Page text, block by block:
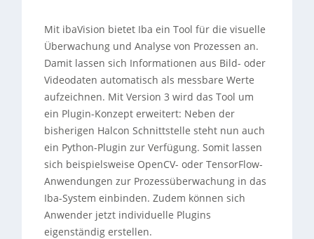
Mit ibaVision bietet Iba ein Tool für die visuelle
Überwachung und Analyse von Prozessen an.
Damit lassen sich Informationen aus Bild- oder
Videodaten automatisch als messbare Werte
aufzeichnen. Mit Version 3 wird das Tool um
ein Plugin-Konzept erweitert: Neben der
bisherigen Halcon Schnittstelle steht nun auch
ein Python-Plugin zur Verfügung. Somit lassen
sich beispielsweise OpenCV- oder TensorFlow-
Anwendungen zur Prozessüberwachung in das
Iba-System einbinden. Zudem können sich
Anwender jetzt individuelle Plugins
eigenständig erstellen.